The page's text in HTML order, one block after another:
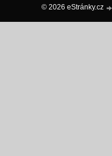
© 2026 eStránky.cz